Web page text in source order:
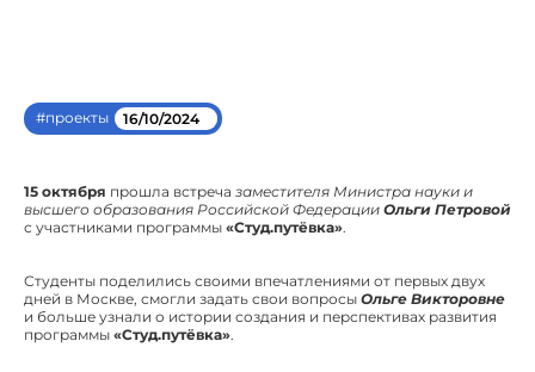
#проекты 16/10/2024
15 октября прошла встреча заместителя Министра науки и
высшего образования Российской Федерации Ольги Петровой
с участниками программы «Студ.путёвка».
Студенты поделились своими впечатлениями от первых двух
дней в Москве, смогли задать свои вопросы Ольге Викторовне
и больше узнали о истории создания и перспективах развития
программы «Студ.путёвка».